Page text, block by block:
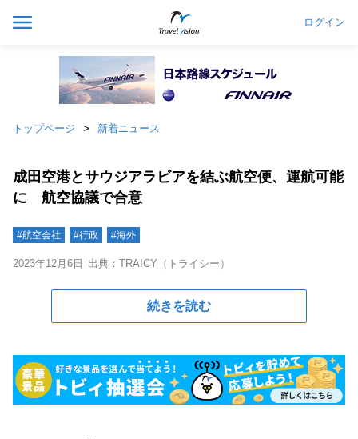
ログイン
トップページ 新着ニュース
成田空港とサウジアラビアを結ぶ航空便、運航可能
に 航空協議で合意
#航空会社 #行政 #海外
2023年12月6日 出典：TRAICY（トライシー）
続きを読む